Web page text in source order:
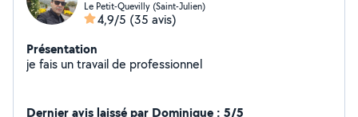
Le Petit-Quevilly (Saint-Julien)
4,9/5 (35 avis)
Présentation
je fais un travail de professionnel
Dernier avis laissé par Dominique : 5/5